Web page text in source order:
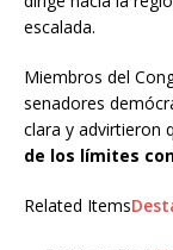
escalada.
Miembros del
senadores
clara y advirtieron
de los límites
Related Items